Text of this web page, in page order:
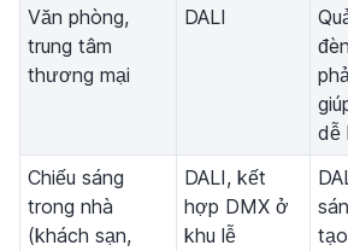
Văn phòng,
trung tâm
thương mại
DALI
dễ
Chiếu sáng
trong nhà
(khách sạn,
DALI, kết
hợp DMX ở
khu lễ